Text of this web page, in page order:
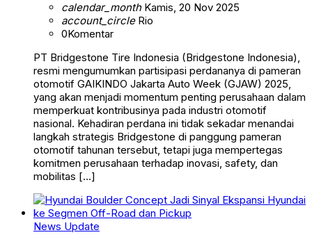
calendar_monthKamis, 20 Nov 2025
account_circleRio
0Komentar
PT Bridgestone Tire Indonesia (Bridgestone Indonesia),
resmi mengumumkan partisipasi perdananya di pameran
otomotif GAIKINDO Jakarta Auto Week (GJAW) 2025,
yang akan menjadi momentum penting perusahaan dalam
memperkuat kontribusinya pada industri otomotif
nasional. Kehadiran perdana ini tidak sekadar menandai
langkah strategis Bridgestone di panggung pameran
otomotif tahunan tersebut, tetapi juga mempertegas
komitmen perusahaan terhadap inovasi, safety, dan
mobilitas […]
News Update